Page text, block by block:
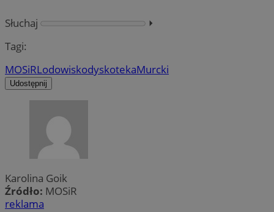
Słuchaj
⏵︎
Tagi:
MOSiRLodowiskodyskotekaMurcki
Udostępnij
Karolina Goik
Źródło: MOSiR
reklama